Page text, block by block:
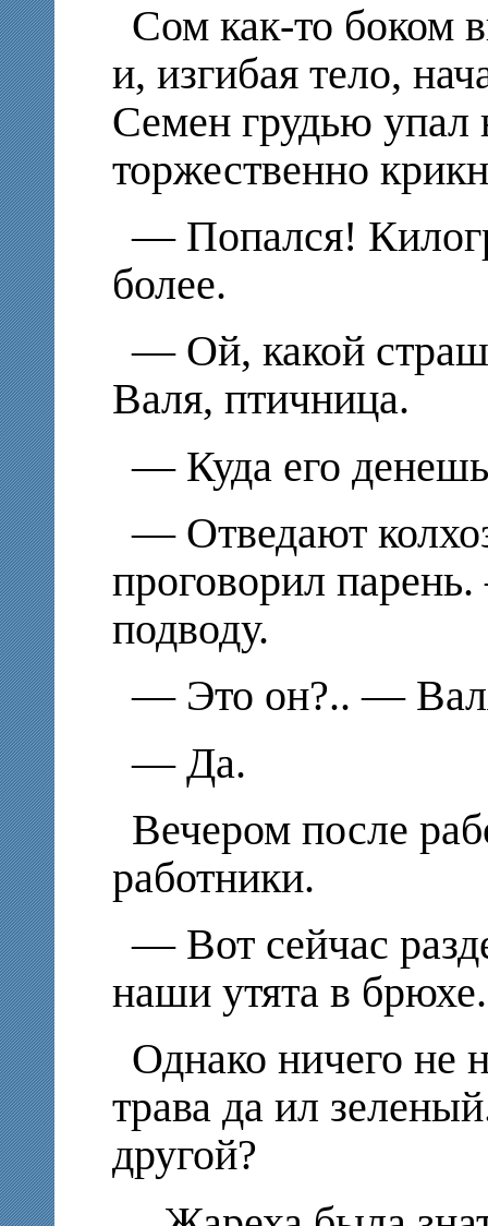
Сом как-то боком
и, изгибая тело,
Семен грудью упал
торжественно
— Попался!
более.
— Ой, какой
Валя, птичница.
— Куда его
— Отведают
проговорил
подводу.
— Это он?.. —
— Да.
Вечером после
работники.
— Вот сейчас
наши утята в
Однако ничего не
трава да ил
другой?